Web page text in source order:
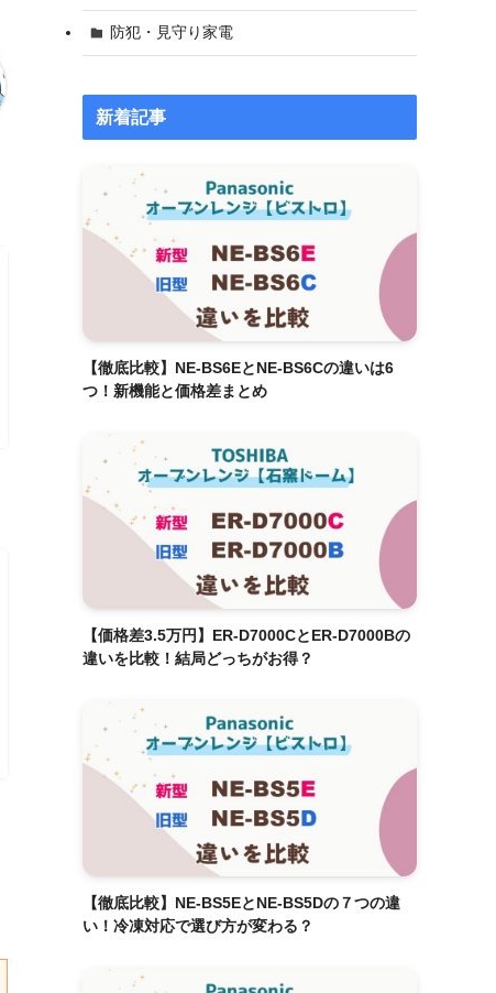
防犯・見守り家電
新着記事
【徹底比較】NE-BS6EとNE-BS6Cの違いは6
つ！新機能と価格差まとめ
【価格差3.5万円】ER-D7000CとER-D7000Bの
違いを比較！結局どっちがお得？
【徹底比較】NE-BS5EとNE-BS5Dの７つの違
い！冷凍対応で選び方が変わる？